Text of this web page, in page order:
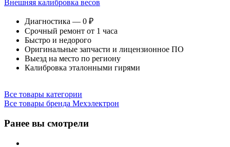
Внешняя калибровка весов
Диагностика — 0 ₽
Срочный ремонт от 1 часа
Быстро и недорого
Оригинальные запчасти и лицензионное ПО
Выезд на место по региону
Калибровка эталонными гирями
Все товары категории
Все товары бренда Мехэлектрон
Ранее вы смотрели